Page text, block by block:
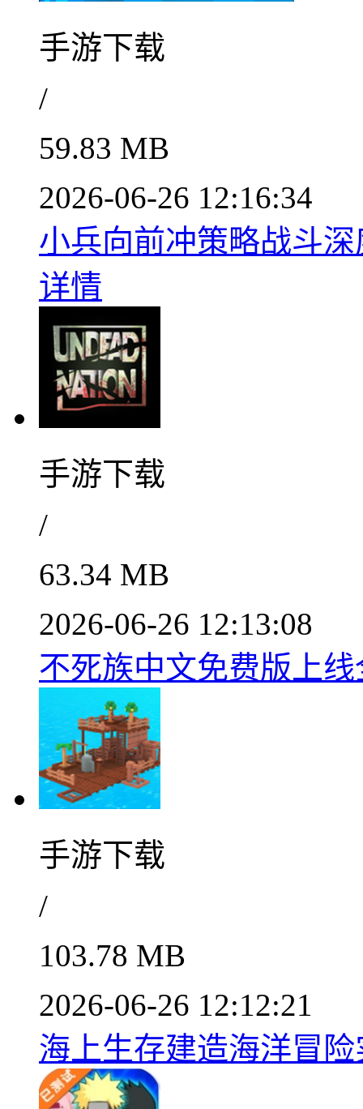
手游下载
/
59.83 MB
2026-06-26 12:16:34
小兵向前冲策略战斗
详情
手游下载
/
63.34 MB
2026-06-26 12:13:08
不死族中文免费版上
手游下载
/
103.78 MB
2026-06-26 12:12:21
海上生存建造海洋冒